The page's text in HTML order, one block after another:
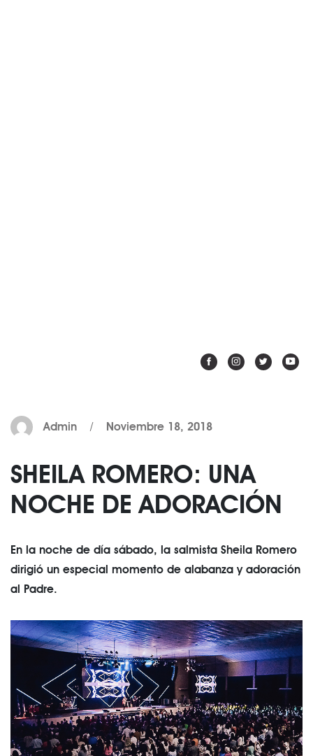
Admin / Noviembre 18, 2018
SHEILA ROMERO: UNA
NOCHE DE ADORACIÓN
En la noche de día sábado, la salmista Sheila Romero
dirigió un especial momento de alabanza y adoración
al Padre.